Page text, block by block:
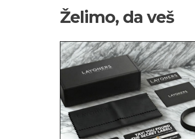
Želimo, da veš